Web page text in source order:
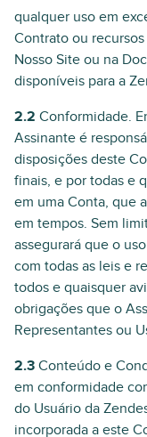
qualquer uso em
Contrato ou
Nosso Site ou na
disponíveis para a
2.2 Conformidade.
Assinante é
disposições deste
finais, e por todas e
em uma Conta, que
em tempos. Sem
assegurará que o
com todas as leis e
todos e quaisquer
obrigações que o
Representantes ou
2.3 Conteúdo e
em conformidade
do Usuário da
incorporada a este